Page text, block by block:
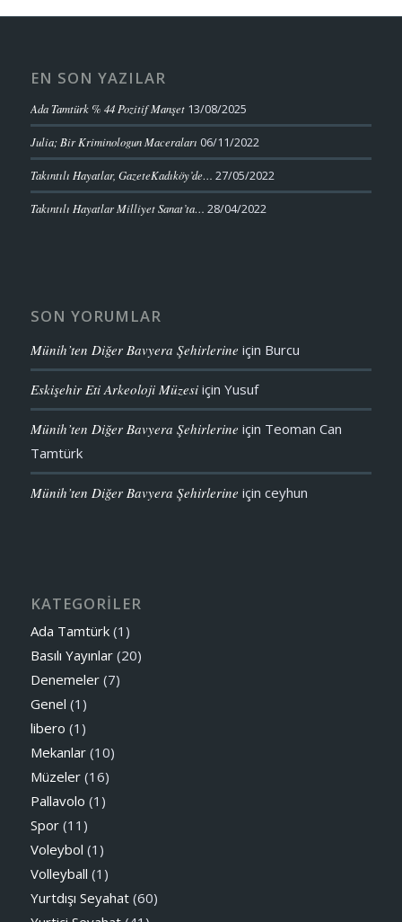
EN SON YAZILAR
Ada Tamtürk % 44 Pozitif Manşet 13/08/2025
Julia; Bir Kriminologun Maceraları 06/11/2022
Takıntılı Hayatlar, GazeteKadıköy’de… 27/05/2022
Takıntılı Hayatlar Milliyet Sanat’ta… 28/04/2022
SON YORUMLAR
Münih’ten Diğer Bavyera Şehirlerine için Burcu
Eskişehir Eti Arkeoloji Müzesiiçin Yusuf
Münih’ten Diğer Bavyera Şehirlerine için Teoman Can
Tamtürk
Münih’ten Diğer Bavyera Şehirlerine için ceyhun
KATEGORİLER
Ada Tamtürk(1)
Basılı Yayınlar(20)
Denemeler(7)
Genel (1)
libero (1)
Mekanlar(10)
Müzeler(16)
Pallavolo (1)
Spor(11)
Voleybol (1)
Volleyball (1)
Yurtdışı Seyahat(60)